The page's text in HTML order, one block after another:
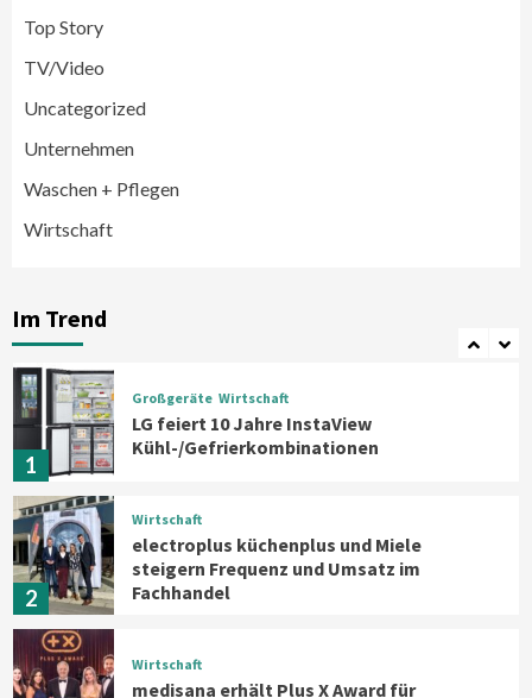
Top Story
TV/Video
Uncategorized
Unternehmen
Waschen + Pflegen
Wirtschaft
Im Trend
5
6
Großgeräte
Bauknecht MattProtect
Oberfläche
7
1
Großgeräte Wirtschaft
LG feiert 10 Jahre InstaView
Kühl-/Gefrierkombinationen
2
Wirtschaft
electroplus küchenplus und Miele
steigern Frequenz und Umsatz im
Fachhandel
Wirtschaft
medisana erhält Plus X Award für